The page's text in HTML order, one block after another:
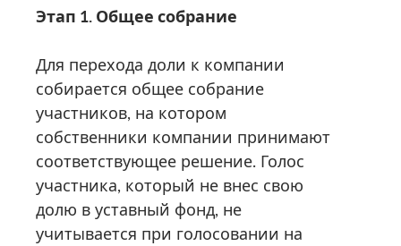
Этап 1. Общее собрание
Для перехода доли к компании
собирается общее собрание
участников, на котором
собственники компании принимают
соответствующее решение. Голос
участника, который не внес свою
долю в уставный фонд, не
учитывается при голосовании на